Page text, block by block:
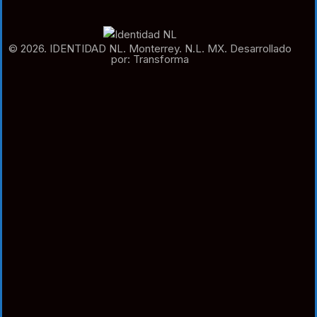
© 2026. IDENTIDAD NL. Monterrey. N.L. MX. Desarrollado
por: Transforma